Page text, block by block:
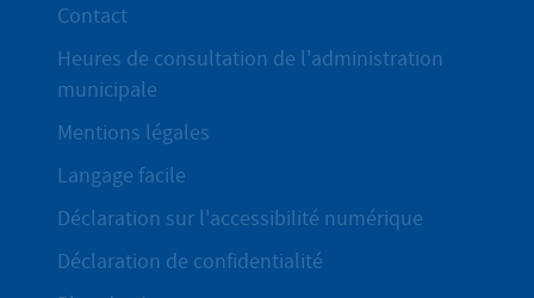
Contact
Heures de consultation de l'administration
municipale
Mentions légales
Langage facile
Déclaration sur l'accessibilité numérique
Déclaration de confidentialité